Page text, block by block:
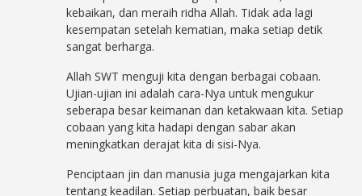
kebaikan, dan meraih ridha Allah. Tidak ada lagi
kesempatan setelah kematian, maka setiap detik
sangat berharga.
Allah SWT menguji kita dengan berbagai cobaan.
Ujian-ujian ini adalah cara-Nya untuk mengukur
seberapa besar keimanan dan ketakwaan kita. Setiap
cobaan yang kita hadapi dengan sabar akan
meningkatkan derajat kita di sisi-Nya.
Penciptaan jin dan manusia juga mengajarkan kita
tentang keadilan. Setiap perbuatan, baik besar